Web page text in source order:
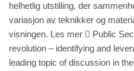
helhetlig utstilling, der
variasjon av teknikker og
visningen. Les mer  Public
revolution – identifying and
leading topic of discussion in